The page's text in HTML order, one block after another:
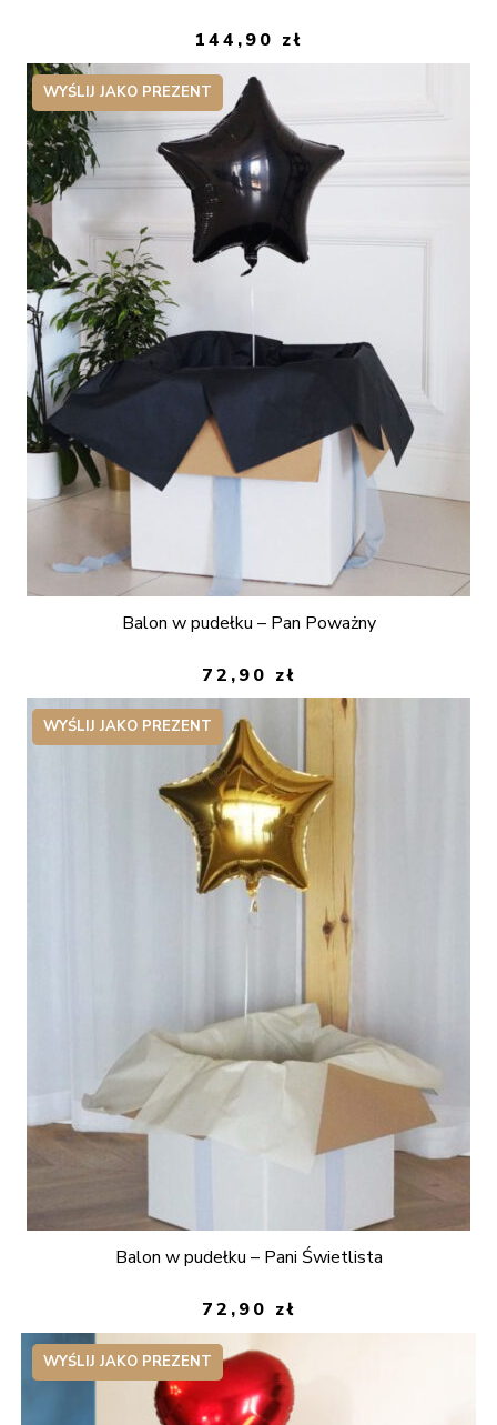
144,90 zł
WYŚLIJ JAKO PREZENT
Balon w pudełku – Pan Poważny
72,90 zł
WYŚLIJ JAKO PREZENT
Balon w pudełku – Pani Świetlista
72,90 zł
WYŚLIJ JAKO PREZENT